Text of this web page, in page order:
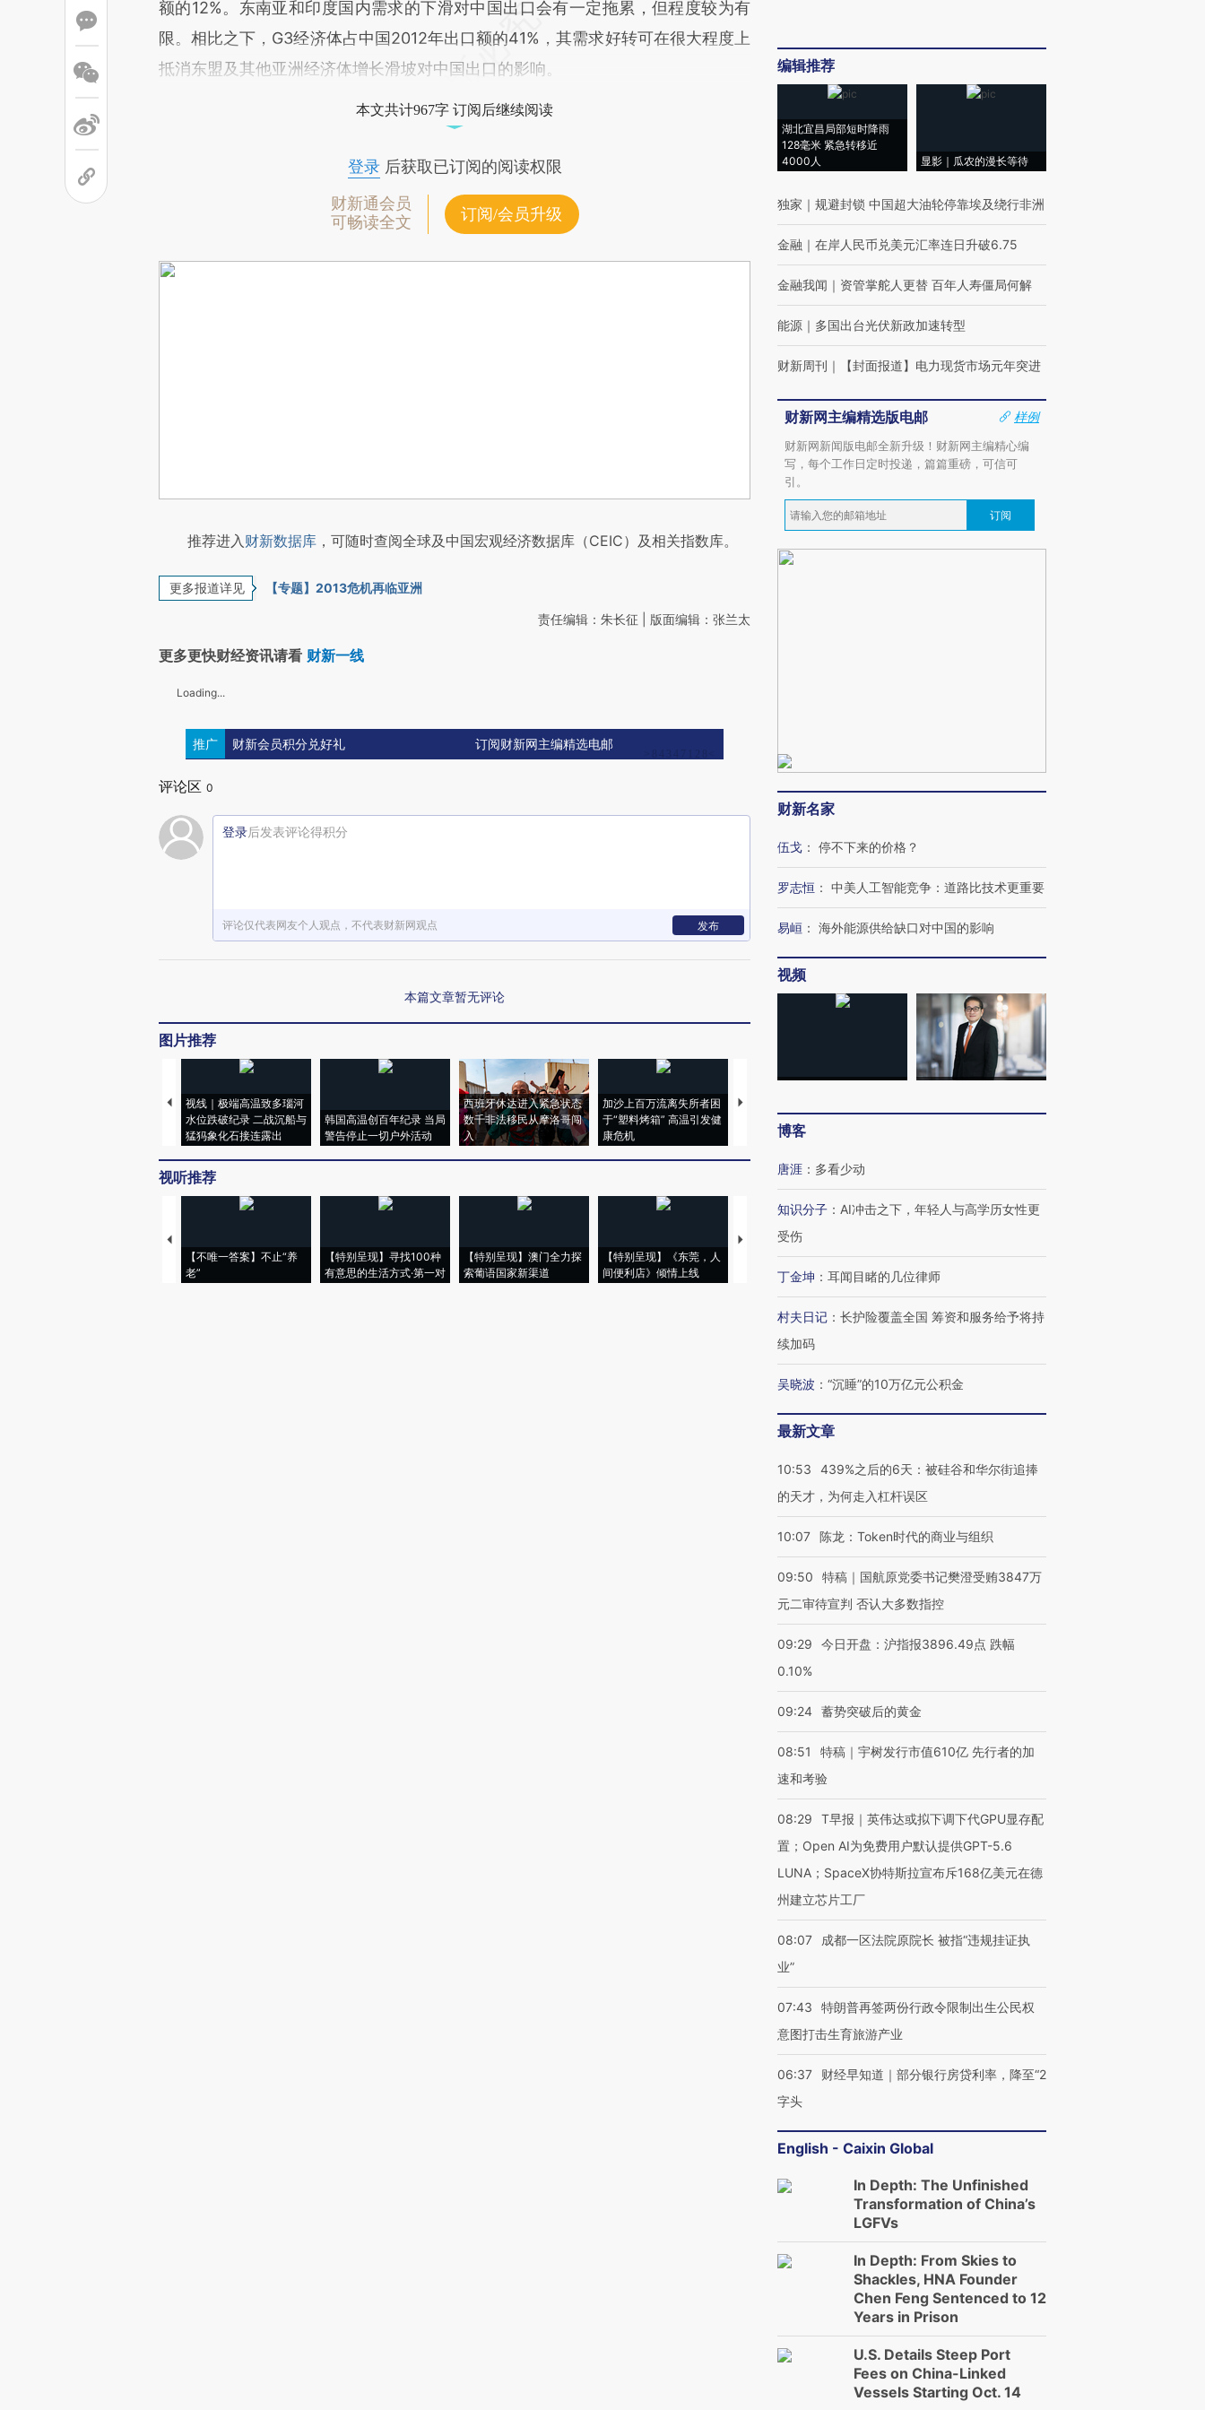
额的12%。东南亚和印度国内需求的下滑对中国出口会有一定拖累，但程度较为有
限。相比之下，G3经济体占中国2012年出口额的41%，其需求好转可在很大程度上
抵消东盟及其他亚洲经济体增长滑坡对中国出口的影响。
本文共计967字 订阅后继续阅读
登录后获取已订阅的阅读权限
财新通会员
可畅读全文
订阅/会员升级
推荐进入财新数据库 ，可随时查阅全球及中国宏观经济数据库（CEIC）及相关指数库。
更多报道详见 【专题】2013危机再临亚洲
责任编辑：朱长征 | 版面编辑：张兰太
更多更快财经资讯请看 财新一线
Loading...
推广 财新会员积分兑好礼 订阅财新网主编精选电邮
评论区 0
登录后发表评论得积分
评论仅代表网友个人观点，不代表财新网观点 发布
本篇文章暂无评论
图片推荐
视线｜极端高温致多瑙河
水位跌破纪录 二战沉船与
猛犸象化石接连露出
韩国高温创百年纪录 当局
警告停止一切户外活动
西班牙休达进入紧急状态
数千非法移民从摩洛哥闯
入
加沙上百万流离失所者困
于“塑料烤箱” 高温引发健
康危机
视线｜HYROX的吸金
术：是什么让中产们甘
心“花钱找虐”？
视听推荐
【不唯一答案】不止“养
老”
【特别呈现】寻找100种
有意思的生活方式·第一对
【特别呈现】澳门全力探
索葡语国家新渠道
【特别呈现】《东莞，人
间便利店》倾情上线
【推广】走进第四届链博
会，让数智科技“链”接产
【特别呈现】寻找100种
有意思的生活方式·第三对
CFO：不靠规模取胜，华
编辑推荐
湖北宜昌局部短时降雨
128毫米 紧急转移近
4000人
显影｜瓜农的漫长等待
独家 ｜ 规避封锁 中国超大油轮停靠埃及绕行非洲
金融 ｜ 在岸人民币兑美元汇率连日升破6.75
金融我闻 ｜ 资管掌舵人更替 百年人寿僵局何解
能源 ｜ 多国出台光伏新政加速转型
财新周刊 ｜ 【封面报道】电力现货市场元年突进
财新网主编精选版电邮
样例
财新网新闻版电邮全新升级！财新网主编精心编
写，每个工作日定时投递，篇篇重磅，可信可
引。
订阅
财新名家
伍戈 ： 停不下来的价格？
罗志恒 ： 中美人工智能竞争：道路比技术更重要
易峘 ： 海外能源供给缺口对中国的影响
视频
博客
唐涯 ： 多看少动
知识分子 ： AI冲击之下，年轻人与高学历女性更
受伤
丁金坤 ： 耳闻目睹的几位律师
村夫日记 ： 长护险覆盖全国 筹资和服务给予将持
续加码
吴晓波 ： “沉睡”的10万亿元公积金
最新文章
10:53
439%之后的6天：被硅谷和华尔街追捧
的天才，为何走入杠杆误区
10:07 陈龙：Token时代的商业与组织
09:50
特稿｜国航原党委书记樊澄受贿3847万
元二审待宣判 否认大多数指控
09:29
今日开盘：沪指报3896.49点 跌幅
0.10%
09:24 蓄势突破后的黄金
08:51
特稿｜宇树发行市值610亿 先行者的加
速和考验
08:29
T早报｜英伟达或拟下调下代GPU显存配
置；Open AI为免费用户默认提供GPT-5.6
LUNA；SpaceX协特斯拉宣布斥168亿美元在德
州建立芯片工厂
08:07
成都一区法院原院长 被指“违规挂证执
业”
07:43
特朗普再签两份行政令限制出生公民权
意图打击生育旅游产业
06:37
财经早知道｜部分银行房贷利率，降至“2
字头
English - Caixin Global
In Depth: The Unfinished
Transformation of China’s
LGFVs
In Depth: From Skies to
Shackles, HNA Founder
Chen Feng Sentenced to 12
Years in Prison
U.S. Details Steep Port
Fees on China-Linked
Vessels Starting Oct. 14